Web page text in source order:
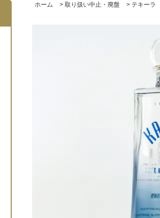
ホーム > 取り扱い中止・廃盤 > テキーラ